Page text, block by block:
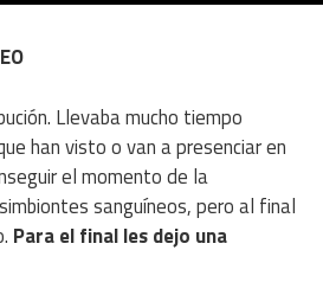
Llevaba mucho tiempo
han visto o van a presenciar en
el momento de la
sanguíneos, pero al final
Para el final les dejo una